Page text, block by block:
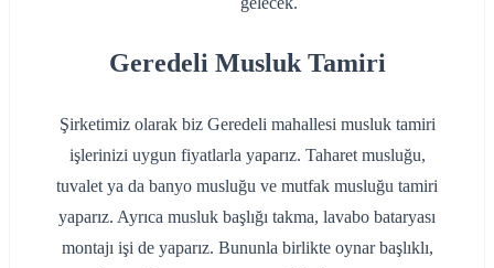
Geredeli Musluk Tamiri
Şirketimiz olarak biz Geredeli mahallesi musluk tamiri
işlerinizi uygun fiyatlarla yaparız. Taharet musluğu,
tuvalet ya da banyo musluğu ve mutfak musluğu tamiri
yaparız. Ayrıca musluk başlığı takma, lavabo bataryası
montajı işi de yaparız. Bununla birlikte oynar başlıklı,